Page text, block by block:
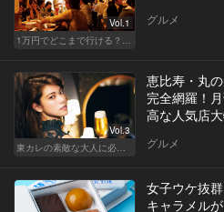
Vol.1
グルメ
Vol.3
恵比寿・丸
完全網羅！
高な人気店大
グルメ
女子ウケ抜
キャラメル